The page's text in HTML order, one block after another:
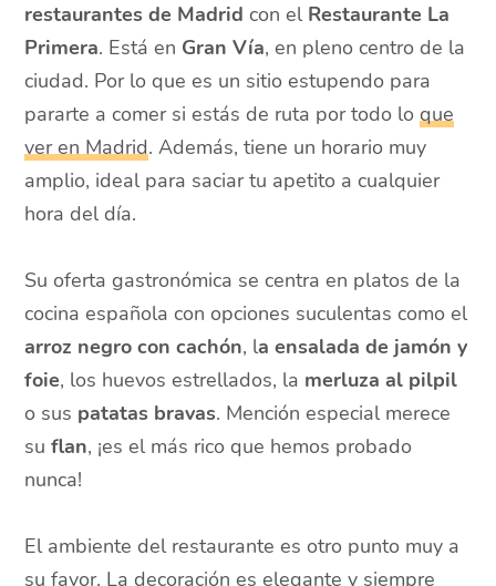
restaurantes de Madridcon elRestaurante La
Primera. Está en Gran Vía, en pleno centro de la
ciudad. Por lo que es un sitio estupendo para
pararte a comer si estás de ruta por todo loque
ver en Madrid. Además, tiene un horario muy
amplio, ideal para saciar tu apetito a cualquier
hora del día.
Su oferta gastronómica se centra en platos de la
cocina española con opciones suculentas como el
arroz negro con cachón, la ensalada de jamón y
foie, los huevos estrellados, la merluza al pilpil
o sus patatas bravas. Mención especial merece
suflan, ¡es el más rico que hemos probado
nunca!
El ambiente del restaurante es otro punto muy a
su favor. La decoración es elegante y siempre